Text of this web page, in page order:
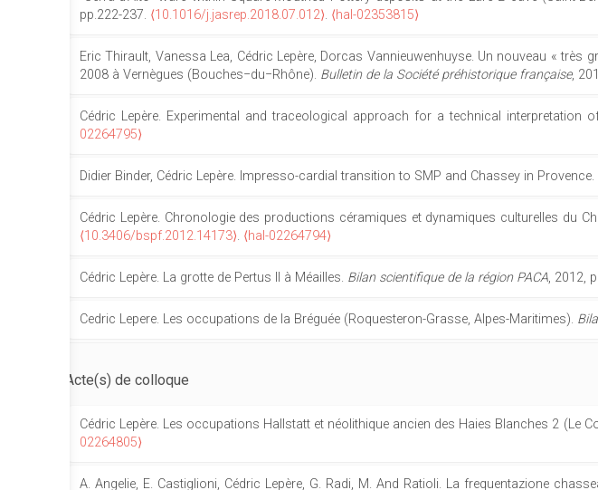
pp.222-237. ⟨10.1016/j.jasrep.2018.07.012⟩. ⟨hal-02353815⟩
Eric Thirault, Vanessa Lea, Cédric Lepère, Dorcas Vannieuwenhuyse. Un nouveau « très
2008 à Vernègues (Bouches−du−Rhône). Bulletin de la Société préhistorique française,
Cédric Lepère. Experimental and traceological approach for a technical interpretation
02264795⟩
Didier Binder, Cédric Lepère. Impresso-cardial transition to SMP and Chassey in Provence.
Cédric Lepère. Chronologie des productions céramiques et dynamiques culturelles du
⟨10.3406/bspf.2012.14173⟩. ⟨hal-02264794⟩
Cédric Lepère. La grotte de Pertus II à Méailles. Bilan scientifique de la région PACA, 2012,
Cedric Lepere. Les occupations de la Bréguée (Roquesteron-Grasse, Alpes-Maritimes).
Acte(s) de colloque
Cédric Lepère. Les occupations Hallstatt et néolithique ancien des Haies Blanches 2 (Le
02264805⟩
A. Angelie, E. Castiglioni, Cédric Lepère, G. Radi, M. And Ratioli. La frequentazione